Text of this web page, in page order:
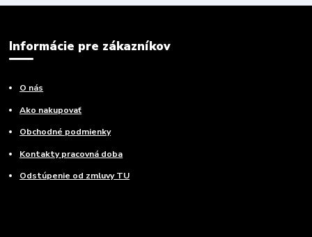
Informácie pre zákazníkov
O nás
Ako nakupovať
Obchodné podmienky
Kontakty pracovná doba
Odstúpenie od zmluvy TU